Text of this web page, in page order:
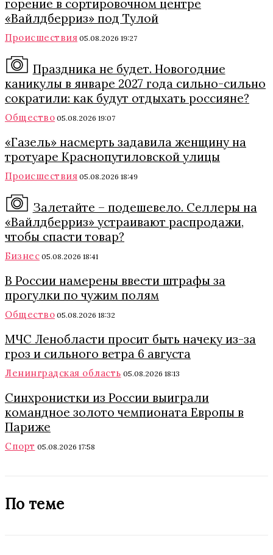
горение в сортировочном центре
«Вайлдберриз» под Тулой
Происшествия 05.08.2026 19:27
Праздника не будет. Новогодние
каникулы в январе 2027 года сильно-сильно
сократили: как будут отдыхать россияне?
Общество 05.08.2026 19:07
«Газель» насмерть задавила женщину на
тротуаре Краснопутиловской улицы
Происшествия 05.08.2026 18:49
Залетайте – подешевело. Селлеры на
«Вайлдберриз» устраивают распродажи,
чтобы спасти товар?
Бизнес 05.08.2026 18:41
В России намерены ввести штрафы за
прогулки по чужим полям
Общество 05.08.2026 18:32
МЧС Ленобласти просит быть начеку из-за
гроз и сильного ветра 6 августа
Ленинградская область 05.08.2026 18:13
Синхронистки из России выиграли
командное золото чемпионата Европы в
Париже
Спорт 05.08.2026 17:58
По теме